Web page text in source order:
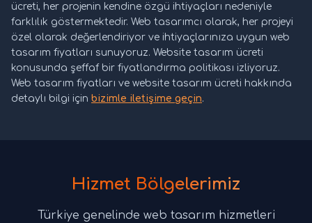
ücreti, her projenin kendine özgü ihtiyaçları nedeniyle
farklılık göstermektedir. Web tasarımcı olarak, her projeyi
özel olarak değerlendiriyor ve ihtiyaçlarınıza uygun web
tasarım fiyatları sunuyoruz. Website tasarım ücreti
konusunda şeffaf bir fiyatlandırma politikası izliyoruz.
Web tasarım fiyatları ve website tasarım ücreti hakkında
detaylı bilgi için bizimle iletişime geçin.
Hizmet Bölgelerimiz
Türkiye genelinde web tasarım hizmetleri